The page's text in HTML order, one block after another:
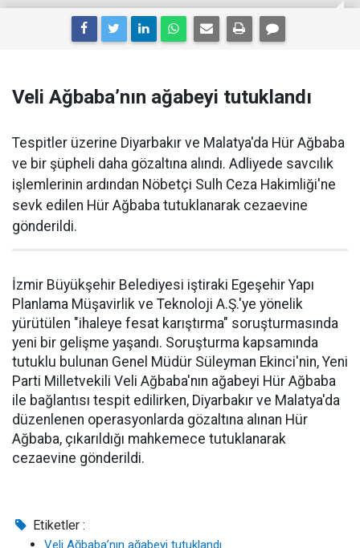
Veli Ağbaba’nın ağabeyi tutuklandı
Tespitler üzerine Diyarbakır ve Malatya'da Hür Ağbaba
ve bir şüpheli daha gözaltına alındı. Adliyede savcılık
işlemlerinin ardından Nöbetçi Sulh Ceza Hakimliği'ne
sevk edilen Hür Ağbaba tutuklanarak cezaevine
gönderildi.
İzmir Büyükşehir Belediyesi iştiraki Egeşehir Yapı
Planlama Müşavirlik ve Teknoloji A.Ş.'ye yönelik
yürütülen "ihaleye fesat karıştırma" soruşturmasında
yeni bir gelişme yaşandı. Soruşturma kapsamında
tutuklu bulunan Genel Müdür Süleyman Ekinci'nin, Yeni
Parti Milletvekili Veli Ağbaba'nın ağabeyi Hür Ağbaba
ile bağlantısı tespit edilirken, Diyarbakır ve Malatya'da
düzenlenen operasyonlarda gözaltına alınan Hür
Ağbaba, çıkarıldığı mahkemece tutuklanarak
cezaevine gönderildi.
Etiketler :
Veli Ağbaba’nın ağabeyi tutuklandı